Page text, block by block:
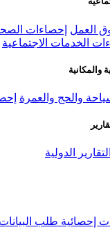
العمل إحصاءات
الخدمات الاجتماعية
والمكانية
والحج والعمرة
الدولية
إحصائية طلب